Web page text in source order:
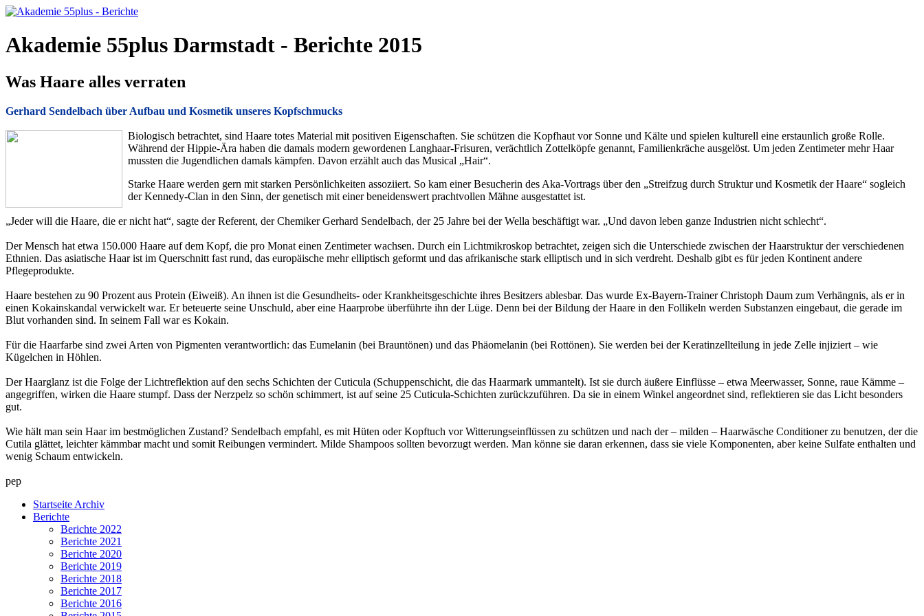
Akademie 55plus Darmstadt - Berichte 2015
Was Haare alles verraten
Gerhard Sendelbach über Aufbau und Kosmetik unseres Kopfschmucks
Biologisch betrachtet, sind Haare totes Material mit positiven Eigenschaften. Sie schützen die Kopfhaut vor Sonne und Kälte und spielen kulturell eine erstaunlich große Rolle.
Während der Hippie-Ära haben die damals modern gewordenen Langhaar-Frisuren, verächtlich Zottelköpfe genannt, Familienkräche ausgelöst. Um jeden Zentimeter mehr Haar
mussten die Jugendlichen damals kämpfen. Davon erzählt auch das Musical „Hair“.
Starke Haare werden gern mit starken Persönlichkeiten assoziiert. So kam einer Besucherin des Aka-Vortrags über den „Streifzug durch Struktur und Kosmetik der Haare“ sogleich
der Kennedy-Clan in den Sinn, der genetisch mit einer beneidenswert prachtvollen Mähne ausgestattet ist.
„Jeder will die Haare, die er nicht hat“, sagte der Referent, der Chemiker Gerhard Sendelbach, der 25 Jahre bei der Wella beschäftigt war. „Und davon leben ganze Industrien nicht schlecht“.
Der Mensch hat etwa 150.000 Haare auf dem Kopf, die pro Monat einen Zentimeter wachsen. Durch ein Lichtmikroskop betrachtet, zeigen sich die Unterschiede zwischen der Haarstruktur der verschiedenen
Ethnien. Das asiatische Haar ist im Querschnitt fast rund, das europäische mehr elliptisch geformt und das afrikanische stark elliptisch und in sich verdreht. Deshalb gibt es für jeden Kontinent andere
Pflegeprodukte.
Haare bestehen zu 90 Prozent aus Protein (Eiweiß). An ihnen ist die Gesundheits- oder Krankheitsgeschichte ihres Besitzers ablesbar. Das wurde Ex-Bayern-Trainer Christoph Daum zum Verhängnis, als er in
einen Kokainskandal verwickelt war. Er beteuerte seine Unschuld, aber eine Haarprobe überführte ihn der Lüge. Denn bei der Bildung der Haare in den Follikeln werden Substanzen eingebaut, die gerade im
Blut vorhanden sind. In seinem Fall war es Kokain.
Für die Haarfarbe sind zwei Arten von Pigmenten verantwortlich: das Eumelanin (bei Brauntönen) und das Phäomelanin (bei Rottönen). Sie werden bei der Keratinzellteilung in jede Zelle injiziert – wie
Kügelchen in Höhlen.
Der Haarglanz ist die Folge der Lichtreflektion auf den sechs Schichten der Cuticula (Schuppenschicht, die das Haarmark ummantelt). Ist sie durch äußere Einflüsse – etwa Meerwasser, Sonne, raue Kämme –
angegriffen, wirken die Haare stumpf. Dass der Nerzpelz so schön schimmert, ist auf seine 25 Cuticula-Schichten zurückzuführen. Da sie in einem Winkel angeordnet sind, reflektieren sie das Licht besonders
gut.
Wie hält man sein Haar im bestmöglichen Zustand? Sendelbach empfahl, es mit Hüten oder Kopftuch vor Witterungseinflüssen zu schützen und nach der – milden – Haarwäsche Conditioner zu benutzen, der die
Cutila glättet, leichter kämmbar macht und somit Reibungen vermindert. Milde Shampoos sollten bevorzugt werden. Man könne sie daran erkennen, dass sie viele Komponenten, aber keine Sulfate enthalten und
wenig Schaum entwickeln.
pep
Startseite Archiv
Berichte
Berichte 2022
Berichte 2021
Berichte 2020
Berichte 2019
Berichte 2018
Berichte 2017
Berichte 2016